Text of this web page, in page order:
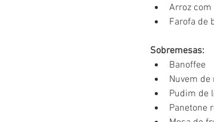
Arroz com
Farofa de
Sobremesas:
Banoffee
Nuvem de
Pudim de
Panetone